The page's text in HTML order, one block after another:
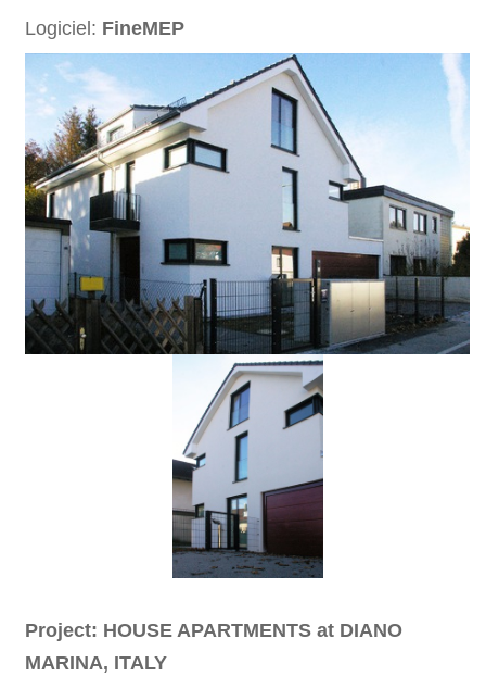
Logiciel: FineMEP
Project: HOUSE APARTMENTS at DIANO
MARINA, ITALY